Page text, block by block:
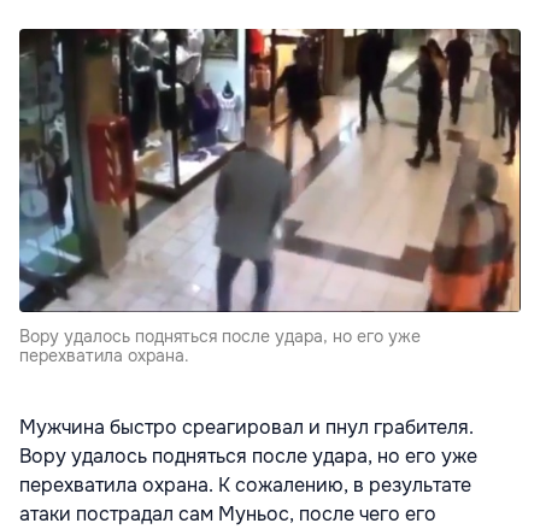
Вору удалось подняться после удара, но его уже
перехватила охрана.
Мужчина быстро среагировал и пнул грабителя.
Вору удалось подняться после удара, но его уже
перехватила охрана. К сожалению, в результате
атаки пострадал сам Муньос, после чего его